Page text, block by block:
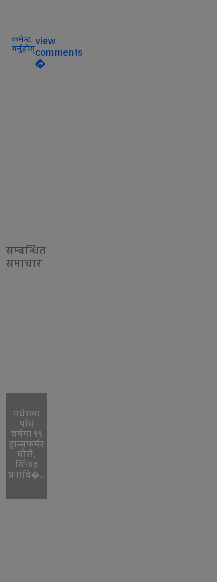
कमेन्ट
गर्नुहोस्
view
comments
सम्बन्धित
समाचार
मधेसमा
पाँच
वर्षमा ९९
ट्रान्सफर्मर
चोरी,
सिँचाइ
प्रभावि�..